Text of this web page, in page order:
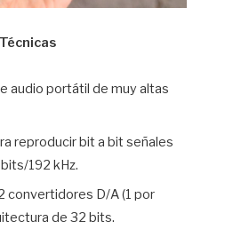
audio portátil de muy altas
reproducir bit a bit señales
192 kHz.
convertidores D/A (1 por
de 32 bits.